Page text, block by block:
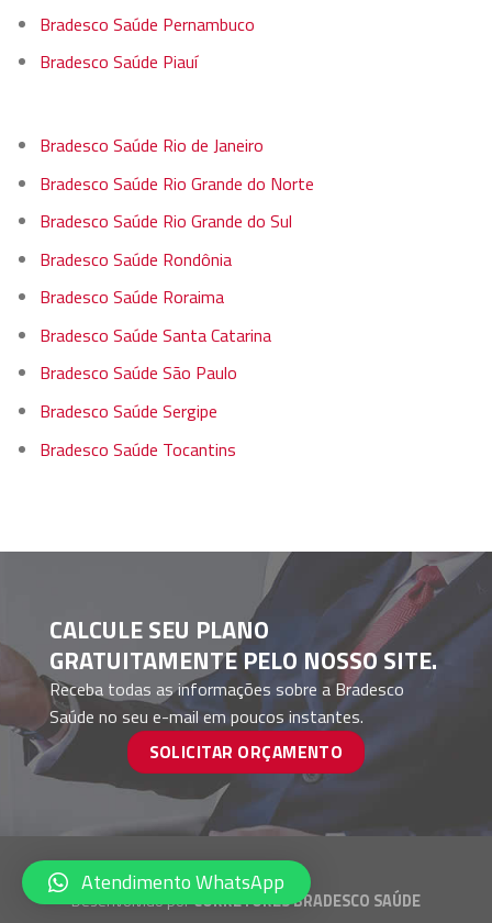
Bradesco Saúde Pernambuco
Bradesco Saúde Piauí
Bradesco Saúde Rio de Janeiro
Bradesco Saúde Rio Grande do Norte
Bradesco Saúde Rio Grande do Sul
Bradesco Saúde Rondônia
Bradesco Saúde Roraima
Bradesco Saúde Santa Catarina
Bradesco Saúde São Paulo
Bradesco Saúde Sergipe
Bradesco Saúde Tocantins
CALCULE SEU PLANO
GRATUITAMENTE PELO NOSSO SITE.
Receba todas as informações sobre a Bradesco
Saúde no seu e-mail em poucos instantes.
SOLICITAR ORÇAMENTO
Desenvolvido porCORRETORES BRADESCO SAÚDE
Atendimento WhatsApp